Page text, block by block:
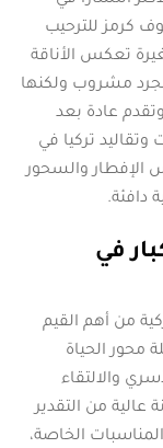
كرمز للترحيب
تعكس الأناقة
مشروب ولكنها
عادة بعد
وتقاليد تركيا في
والسحور
دافئة.
في
من أهم القيم
محور الحياة
والالتقاء
عالية من التقدير
الخاصة،